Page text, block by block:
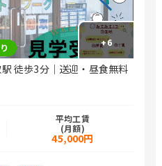
+6
徒歩3分｜送迎・昼食無料
平均工賃
(月額)
45,000円